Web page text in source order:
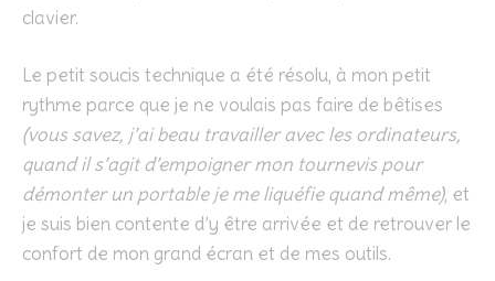
clavier.
Le petit soucis technique a été résolu, à mon petit
rythme parce que je ne voulais pas faire de bêtises
(vous savez, j’ai beau travailler avec les ordinateurs,
quand il s’agit d’empoigner mon tournevis pour
démonter un portable je me liquéfie quand même), et
je suis bien contente d’y être arrivée et de retrouver le
confort de mon grand écran et de mes outils.